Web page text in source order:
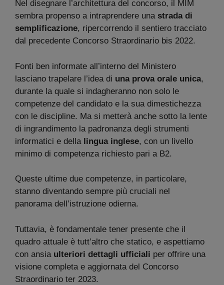
Nel disegnare l’architettura del concorso, il MIM
sembra propenso a intraprendere una strada di
semplificazione, ripercorrendo il sentiero tracciato
dal precedente Concorso Straordinario bis 2022.
Fonti ben informate all’interno del Ministero
lasciano trapelare l’idea di una prova orale unica,
durante la quale si indagheranno non solo le
competenze del candidato e la sua dimestichezza
con le discipline. Ma si metterà anche sotto la lente
di ingrandimento la padronanza degli strumenti
informatici e della lingua inglese, con un livello
minimo di competenza richiesto pari a B2.
Queste ultime due competenze, in particolare,
stanno diventando sempre più cruciali nel
panorama dell’istruzione odierna.
Tuttavia, è fondamentale tener presente che il
quadro attuale è tutt’altro che statico, e aspettiamo
con ansia ulteriori dettagli ufficiali per offrire una
visione completa e aggiornata del Concorso
Straordinario ter 2023.